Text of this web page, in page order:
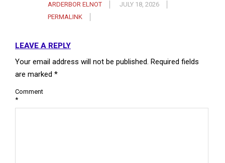
ARDERBOR ELNOT
JULY 18, 2026
PERMALINK
LEAVE A REPLY
Your email address will not be published. Required fields
are marked *
Comment
*